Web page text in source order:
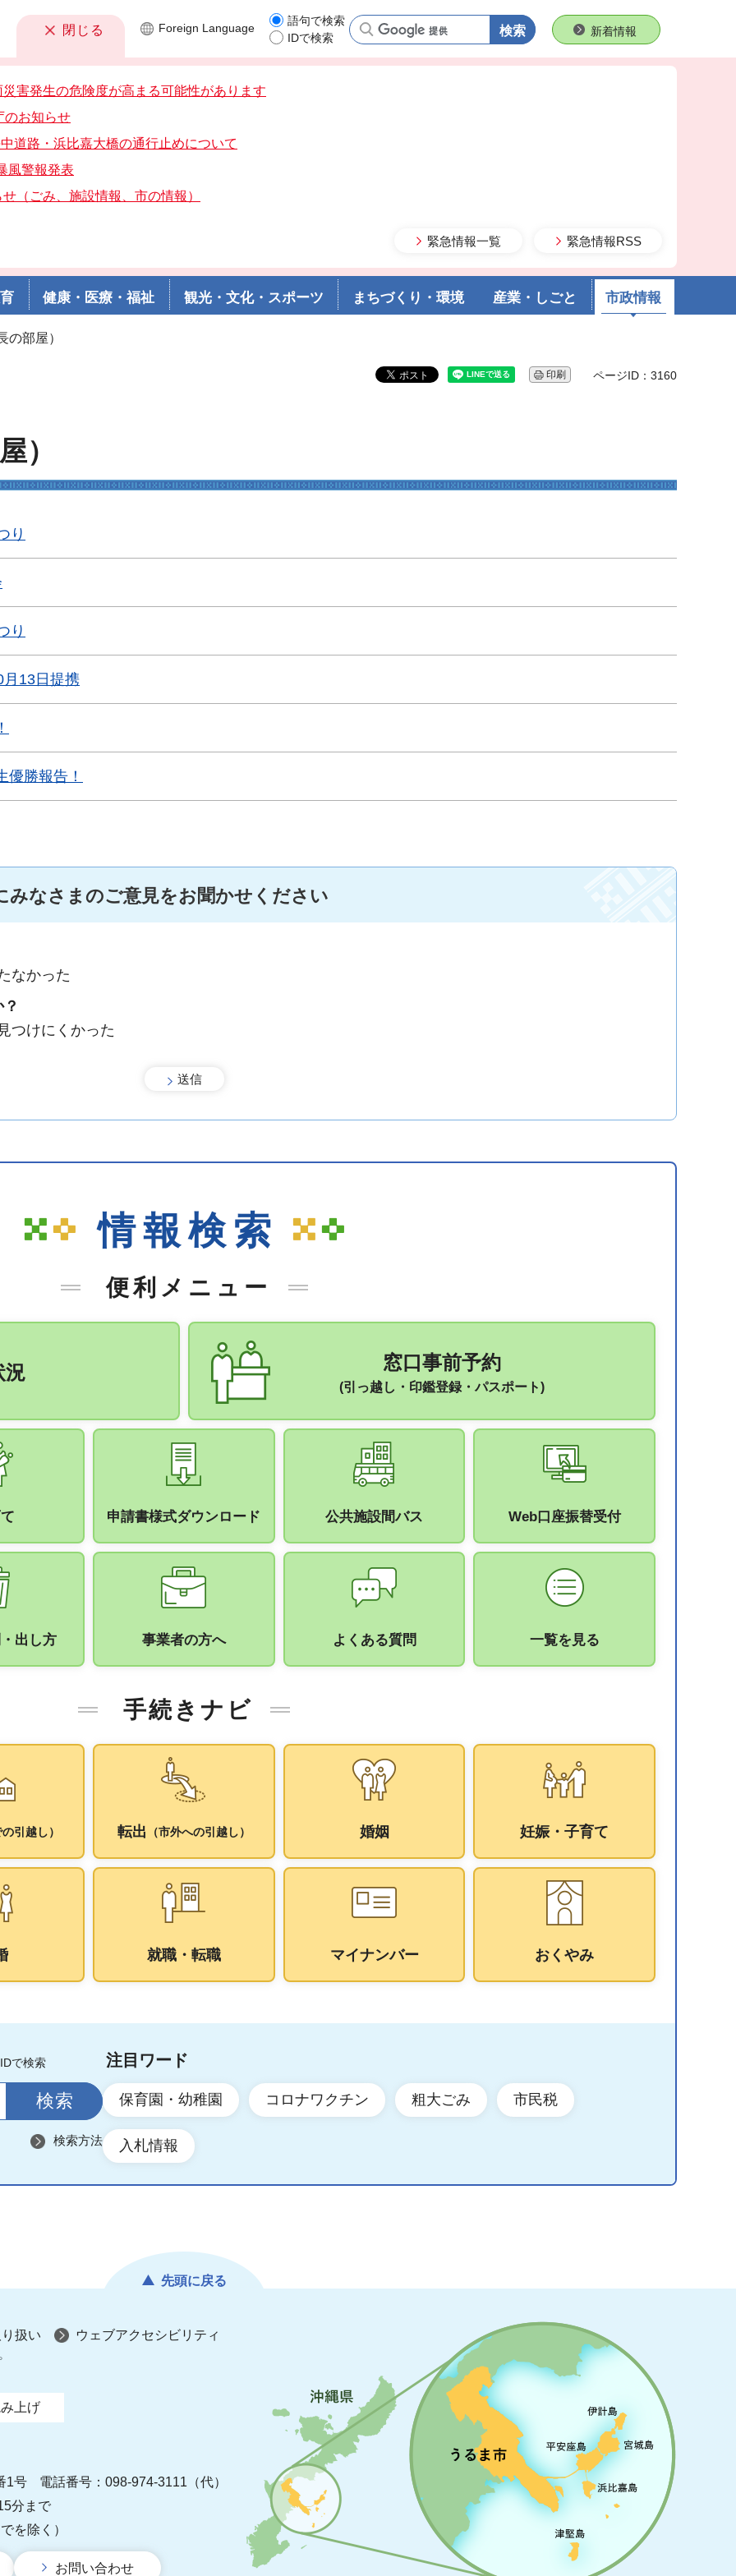
閉じる
害発生の危険度が高まる可能性があります
のお知らせ
道路・浜比嘉大橋の通行止めについて
風警報発表
（ごみ、施設情報、市の情報）
緊急情報一覧 緊急情報RSS
Foreign Language
語句で検索
IDで検索
語句で検索新着情報
健康・医療・福祉 観光・文化・スポーツ まちづくり・環境 産業・しごと 市政情報
の部屋）
印刷 ページID：3160
）
り
り
13日提携
優勝報告！
なさまのご意見をお聞かせください
なかった
つけにくかった
情報検索
便利メニュー
況 窓口事前予約
(引っ越し・印鑑登録・パスポート)
申請書様式ダウンロード 公共施設間バス Web口座振替受付
出し方 事業者の方へ よくある質問 一覧を見る
手続きナビ
引越し） 転出 （市外への引越し） 婚姻 妊娠・子育て
就職・転職 マイナンバー おくやみ
IDで検索
検索方法
注目ワード
保育園・幼稚園 コロナワクチン 粗大ごみ 市民税
入札情報
先頭に戻る
扱い ウェブアクセシビリティ
上げ
1号
電話番号：098-974-3111（代）
分まで
を除く）
お問い合わせ